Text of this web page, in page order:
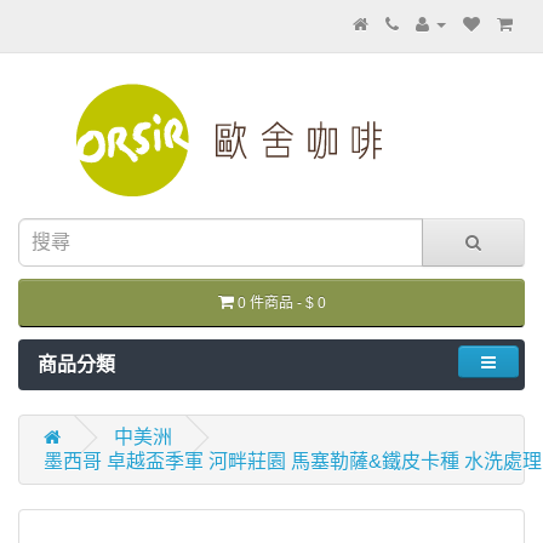
0 件商品 - $ 0
商品分類
中美洲
墨西哥 卓越盃季軍 河畔莊園 馬塞勒薩&鐵皮卡種 水洗處理